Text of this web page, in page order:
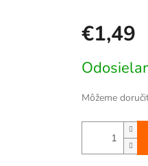
€1,49
cena:
Môžeme